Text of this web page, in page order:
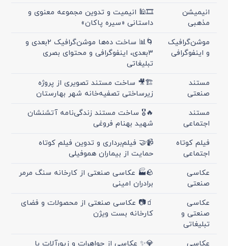
انیمیشن
مذهبی
🎞🕌 انیمیت و تدوین مجموعه معنوی و
داستانی «سیره پاکان»
موشن‌گرافیک
و اینفوگرافی
🌀📊 ساخت ده‌ها موشن‌گرافیک ۲بعدی و
۳بعدی، اینفوگرافی و محتوای بصری
تبلیغاتی
مستند
صنعتی
🏗🎥 ساخت مستند تصویری از پروژه
زیرساختی تصفیه‌خانه شهر بهارستان
مستند
اجتماعی
🔥🎖 ساخت مستند زندگی‌نامه آتشنشان
شهید بهنام فروغی
فیلم کوتاه
اجتماعی
📹🤝 فیلم‌برداری و تدوین فیلم کوتاه
حمایت از بیماران هموفیلی
عکاسی
صنعتی
🪨🏭 عکاسی صنعتی از کارخانه سنگ مرمر
برادران امینی
عکاسی
صنعتی و
تبلیغاتی
🧃📷 عکاسی صنعتی از محصولات و فضای
کارخانه بست ویژن